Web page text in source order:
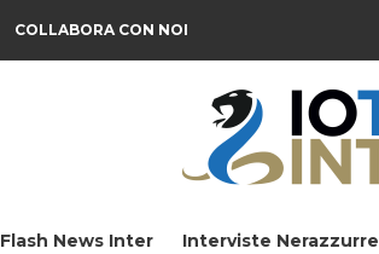
COLLABORA CON NOI
Flash News Inter Interviste Nerazzurre